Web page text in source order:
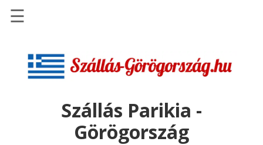
Szállások
Repülőjegy
pénzvisszatérítéssel
☰
Szállás Parikia -
Görögország